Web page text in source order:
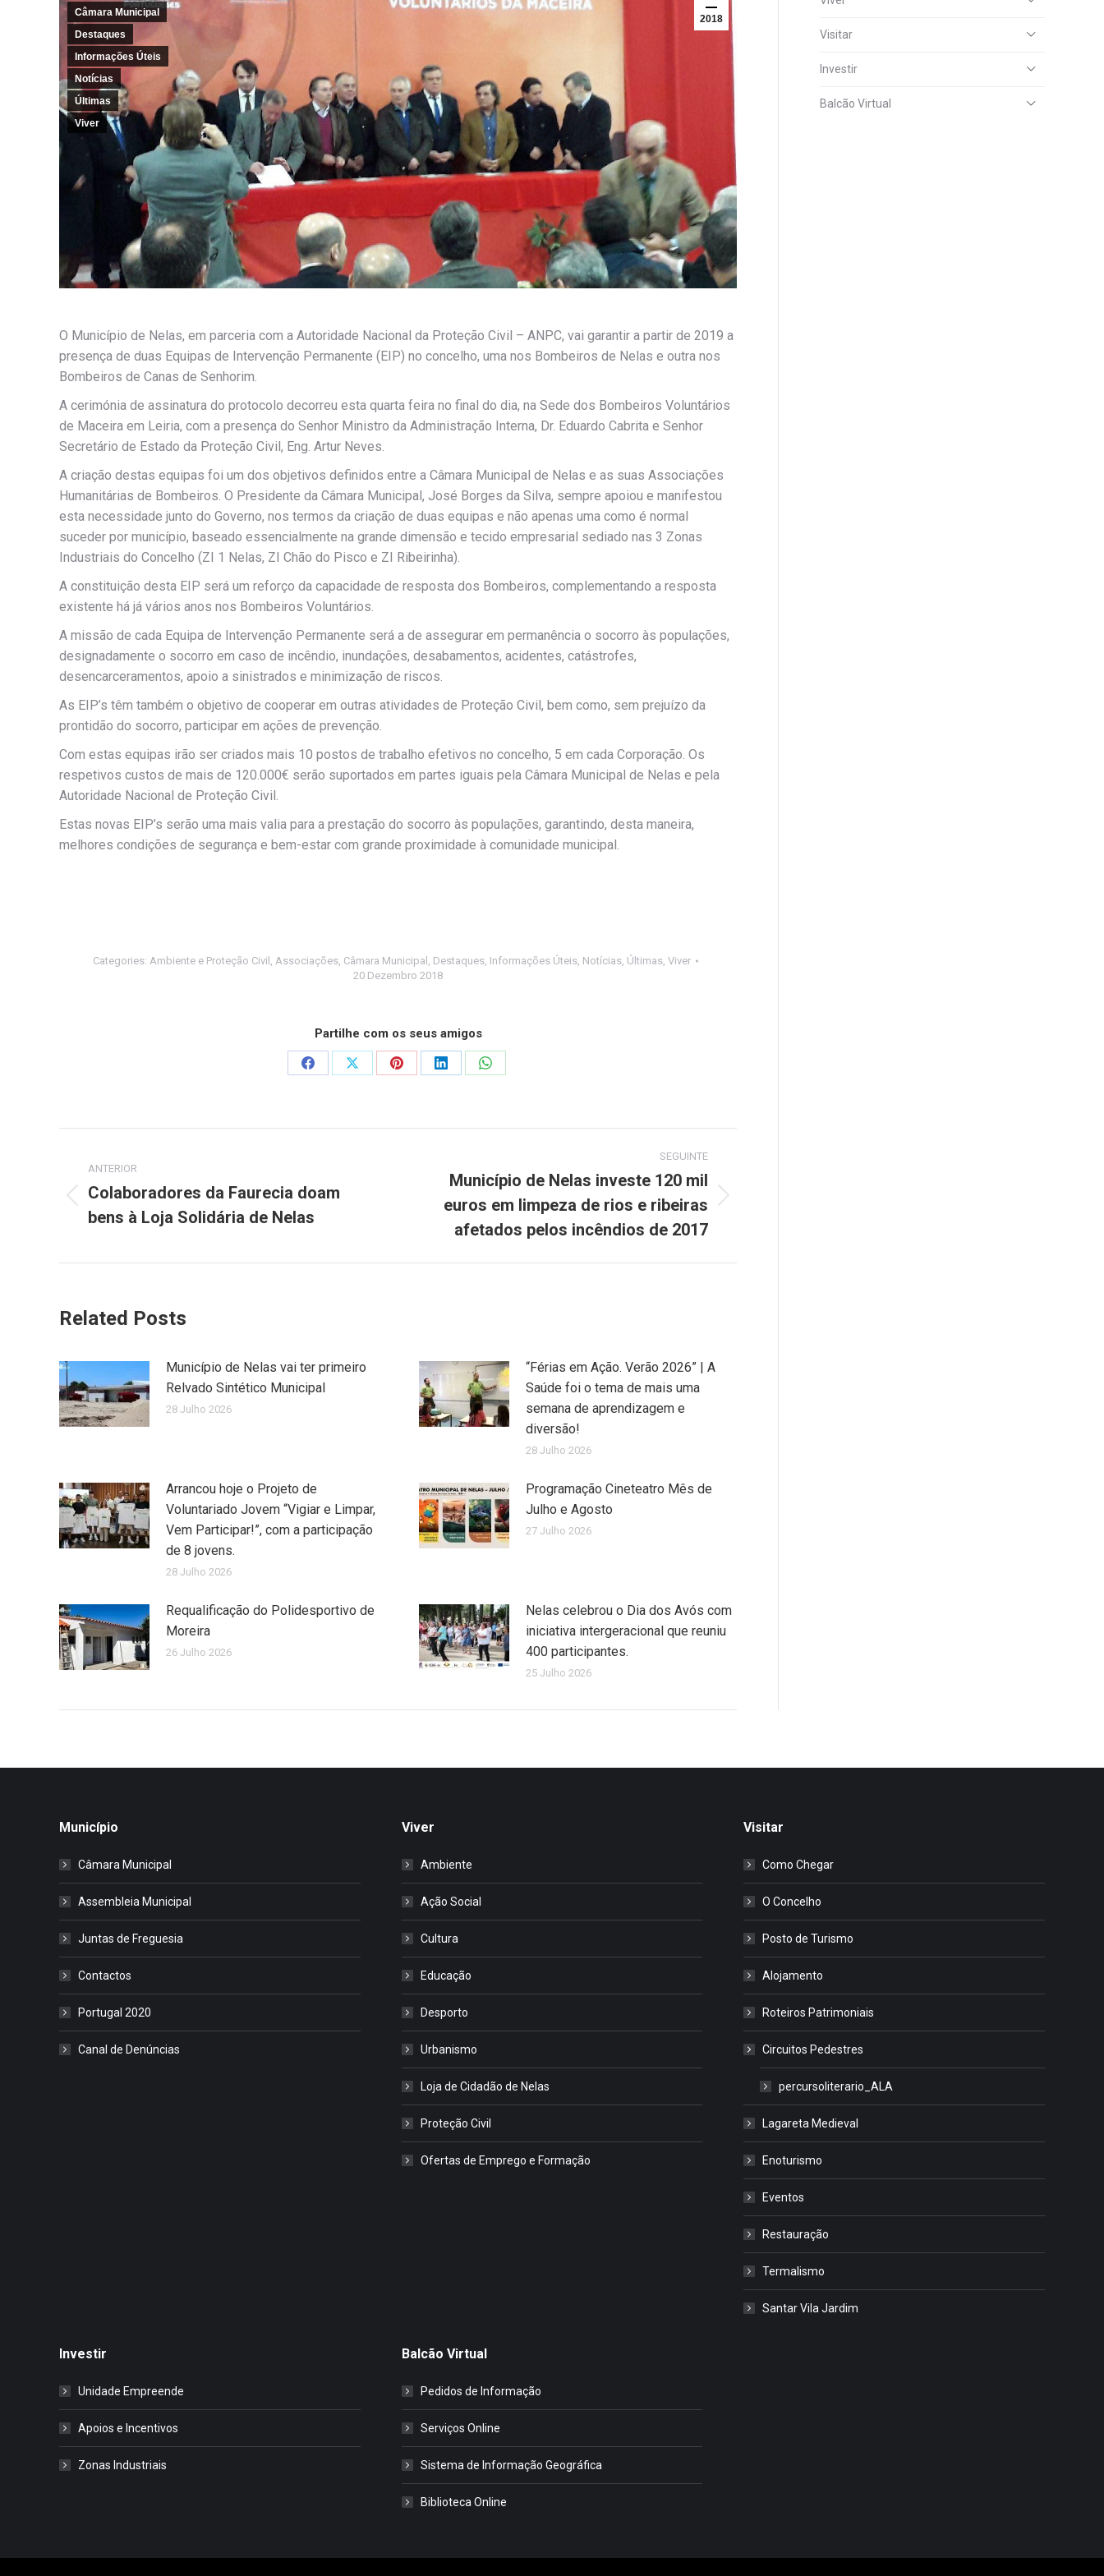
2018
Câmara Municipal
Destaques
Informações Úteis
Notícias
Últimas
Viver
O Município de Nelas, em parceria com a Autoridade Nacional da Proteção Civil – ANPC, vai garantir a partir de 2019 a
presença de duas Equipas de Intervenção Permanente (EIP) no concelho, uma nos Bombeiros de Nelas e outra nos
Bombeiros de Canas de Senhorim.
A cerimónia de assinatura do protocolo decorreu esta quarta feira no final do dia, na Sede dos Bombeiros Voluntários
de Maceira em Leiria, com a presença do Senhor Ministro da Administração Interna, Dr. Eduardo Cabrita e Senhor
Secretário de Estado da Proteção Civil, Eng. Artur Neves.
A criação destas equipas foi um dos objetivos definidos entre a Câmara Municipal de Nelas e as suas Associações
Humanitárias de Bombeiros. O Presidente da Câmara Municipal, José Borges da Silva, sempre apoiou e manifestou
esta necessidade junto do Governo, nos termos da criação de duas equipas e não apenas uma como é normal
suceder por município, baseado essencialmente na grande dimensão e tecido empresarial sediado nas 3 Zonas
Industriais do Concelho (ZI 1 Nelas, ZI Chão do Pisco e ZI Ribeirinha).
A constituição desta EIP será um reforço da capacidade de resposta dos Bombeiros, complementando a resposta
existente há já vários anos nos Bombeiros Voluntários.
A missão de cada Equipa de Intervenção Permanente será a de assegurar em permanência o socorro às populações,
designadamente o socorro em caso de incêndio, inundações, desabamentos, acidentes, catástrofes,
desencarceramentos, apoio a sinistrados e minimização de riscos.
As EIP’s têm também o objetivo de cooperar em outras atividades de Proteção Civil, bem como, sem prejuízo da
prontidão do socorro, participar em ações de prevenção.
Com estas equipas irão ser criados mais 10 postos de trabalho efetivos no concelho, 5 em cada Corporação. Os
respetivos custos de mais de 120.000€ serão suportados em partes iguais pela Câmara Municipal de Nelas e pela
Autoridade Nacional de Proteção Civil.
Estas novas EIP’s serão uma mais valia para a prestação do socorro às populações, garantindo, desta maneira,
melhores condições de segurança e bem-estar com grande proximidade à comunidade municipal.
Categories: Ambiente e Proteção Civil Associações Câmara Municipal Destaques Informações Úteis Notícias Últimas Viver
20 Dezembro 2018
Partilhe com os seus amigos
Share
Share
Share
Share
Share
navigation
ANTERIOR
post:
Colaboradores da Faurecia doam
bens à Loja Solidária de Nelas
SEGUINTE
Next
Município de Nelas investe 120 mil
euros em limpeza de rios e ribeiras
afetados pelos incêndios de 2017
Related Posts
Município de Nelas vai ter primeiro
Relvado Sintético Municipal
28 Julho 2026
“Férias em Ação. Verão 2026” | A
Saúde foi o tema de mais uma
semana de aprendizagem e
diversão!
28 Julho 2026
Arrancou hoje o Projeto de
Voluntariado Jovem “Vigiar e Limpar,
Vem Participar!”, com a participação
de 8 jovens.
28 Julho 2026
Programação Cineteatro Mês de
Julho e Agosto
27 Julho 2026
Requalificação do Polidesportivo de
Moreira
26 Julho 2026
Nelas celebrou o Dia dos Avós com
iniciativa intergeracional que reuniu
400 participantes.
25 Julho 2026
Visitar
Investir
Balcão Virtual
Município
Câmara Municipal
Assembleia Municipal
Juntas de Freguesia
Contactos
Portugal 2020
Canal de Denúncias
Viver
Ambiente
Ação Social
Cultura
Educação
Desporto
Urbanismo
Loja de Cidadão de Nelas
Proteção Civil
Ofertas de Emprego e Formação
Visitar
Como Chegar
O Concelho
Posto de Turismo
Alojamento
Roteiros Patrimoniais
Circuitos Pedestres
percursoliterario_ALA
Lagareta Medieval
Enoturismo
Eventos
Restauração
Termalismo
Santar Vila Jardim
Investir
Unidade Empreende
Apoios e Incentivos
Zonas Industriais
Balcão Virtual
Pedidos de Informação
Serviços Online
Sistema de Informação Geográfica
Biblioteca Online